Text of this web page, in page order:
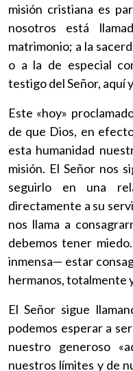
misión cristiana es
nosotros está
matrimonio; a la
o a la de especial
testigo del Señor, aquí
Este «hoy»
de que Dios, en
esta humanidad
misión. El Señor nos
seguirlo en una
directamente a su
nos llama a
debemos tener
inmensa— estar
hermanos, totalmente
El Señor sigue
podemos esperar a
nuestro generoso
nuestros límites y de